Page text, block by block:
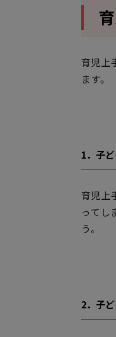
育児上
ます。
1．子
育児上
ってし
う。
2．子